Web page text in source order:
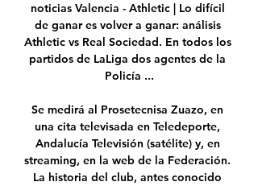
noticias Valencia - Athletic | Lo difícil
de ganar es volver a ganar: análisis
Athletic vs Real Sociedad. En todos los
partidos de LaLiga dos agentes de la
Policía ...
Se medirá al Prosetecnisa Zuazo, en
una cita televisada en Teledeporte,
Andalucía Televisión (satélite) y, en
streaming, en la web de la Federación.
La historia del club, antes conocido